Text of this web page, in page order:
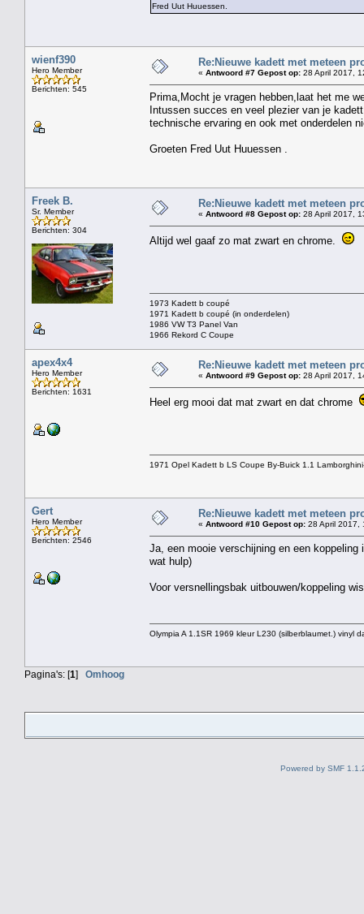
Fred Uut Huuessen.
wienf390
Hero Member
Berichten: 545
Re:Nieuwe kadett met meteen
« Antwoord #7 Gepost op: 28 April 2017,
Prima,Mocht je vragen hebben,laat het me
Intussen succes en veel plezier van je
technische ervaring en ook met onderdelen
Groeten Fred Uut Huuessen .
Freek B.
Sr. Member
Berichten: 304
Re:Nieuwe kadett met meteen
« Antwoord #8 Gepost op: 28 April 2017,
Altijd wel gaaf zo mat zwart en chrome.
1973 Kadett b coupé
1971 Kadett b coupé (in onderdelen)
1986 VW T3 Panel Van
1966 Rekord C Coupe
apex4x4
Hero Member
Berichten: 1631
Re:Nieuwe kadett met meteen
« Antwoord #9 Gepost op: 28 April 2017,
Heel erg mooi dat mat zwart en dat chrome
1971 Opel Kadett b LS Coupe By-Buick 1.1
Gert
Hero Member
Berichten: 2546
Re:Nieuwe kadett met meteen
« Antwoord #10 Gepost op: 28 April 2017,
Ja, een mooie verschijning en een
wat hulp)
Voor versnellingsbak uitbouwen/koppeling
Olympia A 1.1SR 1969 kleur L230 (silberblaumet.) vinyl
Pagina's: [1] Omhoog
Powered by SMF